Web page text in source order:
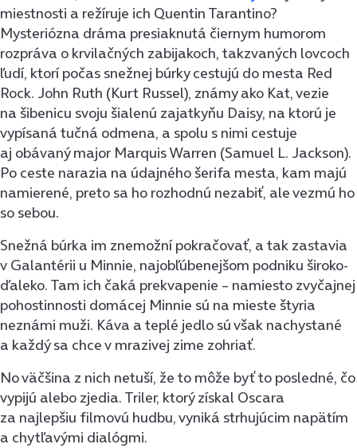
miestnosti a režíruje ich Quentin Tarantino?
Mysteriózna dráma presiaknutá čiernym humorom
rozpráva o krvilačných zabijakoch, takzvaných lovcoch
ľudí, ktorí počas snežnej búrky cestujú do mesta Red
Rock. John Ruth (Kurt Russel), známy ako Kat, vezie
na šibenicu svoju šialenú zajatkyňu Daisy, na ktorú je
vypísaná tučná odmena, a spolu s nimi cestuje
aj obávaný major Marquis Warren (Samuel L. Jackson).
Po ceste narazia na údajného šerifa mesta, kam majú
namierené, preto sa ho rozhodnú nezabiť, ale vezmú ho
so sebou.
Snežná búrka im znemožní pokračovať, a tak zastavia
v Galantérii u Minnie, najobľúbenejšom podniku široko-
ďaleko. Tam ich čaká prekvapenie – namiesto zvyčajnej
pohostinnosti domácej Minnie sú na mieste štyria
neznámi muži. Káva a teplé jedlo sú však nachystané
a každý sa chce v mrazivej zime zohriať.
No väčšina z nich netuší, že to môže byť to posledné, čo
vypijú alebo zjedia. Triler, ktorý získal Oscara
za najlepšiu filmovú hudbu, vyniká strhujúcim napätím
a chytľavými dialógmi.